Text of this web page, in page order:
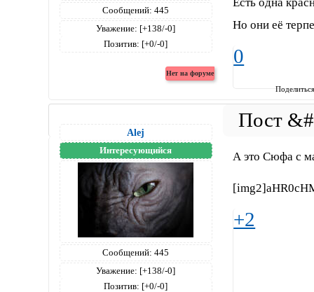
Сообщений: 445
Уважение: [+138/-0]
Позитив: [+0/-0]
Но они её
0
Alej
Интересующийся
Сообщений: 445
Уважение: [+138/-0]
Позитив: [+0/-0]
А это Сюфа с
+2